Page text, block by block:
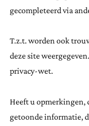
gecompleteerd via
T.z.t. worden ook
deze site
privacy-wet.
Heeft u opmerkingen,
getoonde informatie,